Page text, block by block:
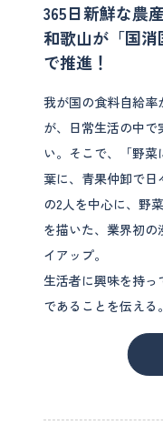
365日新鮮な農
和歌山が「国
で推進！
我が国の食料自給率
が、日常生活の中で
い。そこで、「野
葉に、青果仲卸で日
の2人を中心に、野
を描いた、業界初の
イアップ。
生活者に興味を持っ
であることを伝える。